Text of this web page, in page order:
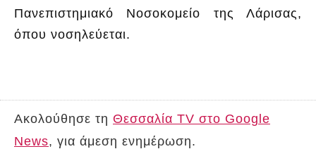
Πανεπιστημιακό Νοσοκομείο της Λάρισας,
όπου νοσηλεύεται.
Ακολούθησε τη Θεσσαλία TV στο Google
News, για άμεση ενημέρωση.